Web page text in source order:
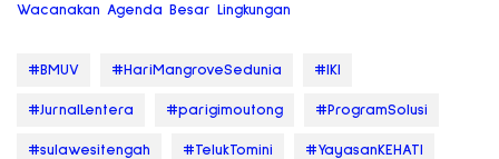
Wacanakan Agenda Besar Lingkungan
#BMUV #HariMangroveSedunia #IKI
#JurnalLentera #parigimoutong #ProgramSolusi
#sulawesitengah #TelukTomini #YayasanKEHATI